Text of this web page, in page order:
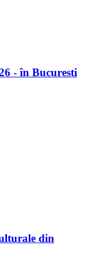
- în Bucuresti
din